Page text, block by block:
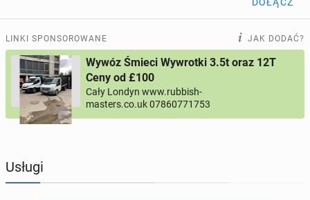
ogłoszeń online
PROFILE KANDYDATÓW 308profili online
USŁUGI 169
KUPIĘ & SPRZEDAM
LINKI SPONSOROWANE JAK DODAĆ?
Wywóz Śmieci Wywrotki 3.5t oraz 12T
Ceny od £100
Cały Londyn www.rubbish-
masters.co.uk 07860771753
Usługi